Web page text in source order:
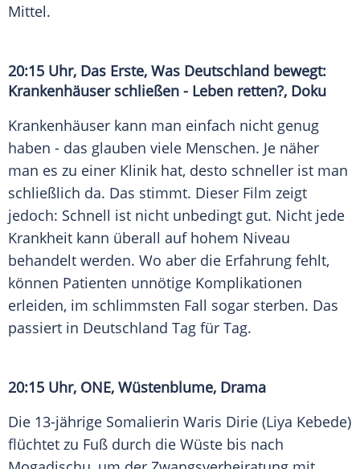
Mittel.
20:15 Uhr, Das Erste, Was Deutschland bewegt:
Krankenhäuser schließen - Leben retten?, Doku
Krankenhäuser kann man einfach nicht genug
haben - das glauben viele Menschen. Je näher
man es zu einer Klinik hat, desto schneller ist man
schließlich da. Das stimmt. Dieser Film zeigt
jedoch: Schnell ist nicht unbedingt gut. Nicht jede
Krankheit kann überall auf hohem Niveau
behandelt werden. Wo aber die Erfahrung fehlt,
können Patienten unnötige Komplikationen
erleiden, im schlimmsten Fall sogar sterben. Das
passiert in Deutschland Tag für Tag.
20:15 Uhr, ONE, Wüstenblume, Drama
Die 13-jährige Somalierin Waris Dirie (Liya Kebede)
flüchtet zu Fuß durch die Wüste bis nach